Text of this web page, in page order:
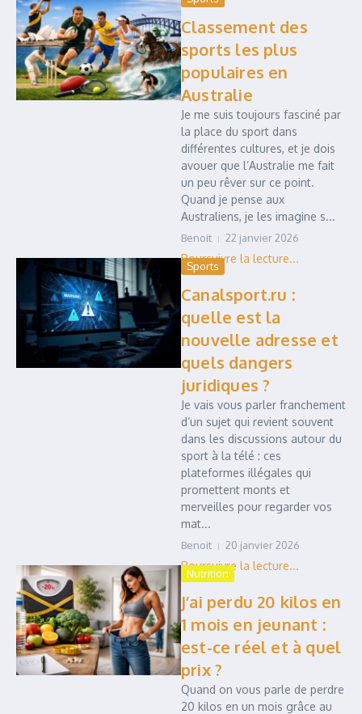
Classement des
sports les plus
populaires en
Australie
Je me suis toujours fasciné par
la place du sport dans
différentes cultures, et je dois
avouer que l’Australie me fait
un peu rêver sur ce point.
Quand je pense aux
Australiens, je les imagine s...
Benoit 22 janvier 2026
Sports
Canalsport.ru :
quelle est la
nouvelle adresse et
quels dangers
juridiques ?
Je vais vous parler franchement
d’un sujet qui revient souvent
dans les discussions autour du
sport à la télé : ces
plateformes illégales qui
promettent monts et
merveilles pour regarder vos
mat...
Benoit 20 janvier 2026
Nutrition
J’ai perdu 20 kilos en
1 mois en jeunant :
est-ce réel et à quel
prix ?
Quand on vous parle de perdre
20 kilos en un mois grâce au